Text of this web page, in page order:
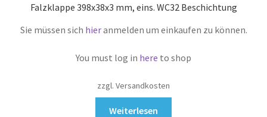
Falzklappe 398x38x3 mm, eins. WC32 Beschichtung
Sie müssen sich hieranmelden um einkaufen zu können.
You must log in here to shop
zzgl. Versandkosten
Weiterlesen